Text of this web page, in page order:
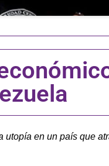
utopía en un país que